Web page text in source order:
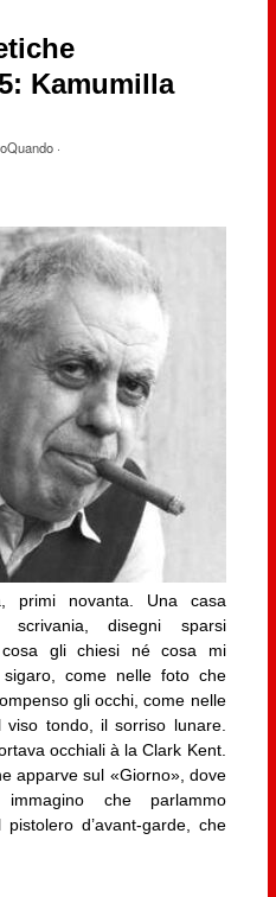
Kamumilla
·
primi novanta. Una casa
disegni sparsi
gli chiesi né cosa mi
come nelle foto che
gli occhi, come nelle
tondo, il sorriso lunare.
occhiali à la Clark Kent.
apparve sul «Giorno», dove
che parlammo
d’avant-garde, che